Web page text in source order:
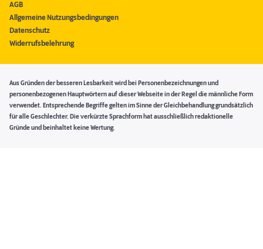
AGB
Allgemeine Nutzungsbedingungen
Datenschutz
Widerrufsbelehrung
Aus Gründen der besseren Lesbarkeit wird bei Personenbezeichnungen und
personenbezogenen Hauptwörtern auf dieser Webseite in der Regel die männliche Form
verwendet. Entsprechende Begriffe gelten im Sinne der Gleichbehandlung grundsätzlich
für alle Geschlechter. Die verkürzte Sprachform hat ausschließlich redaktionelle
Gründe und beinhaltet keine Wertung.